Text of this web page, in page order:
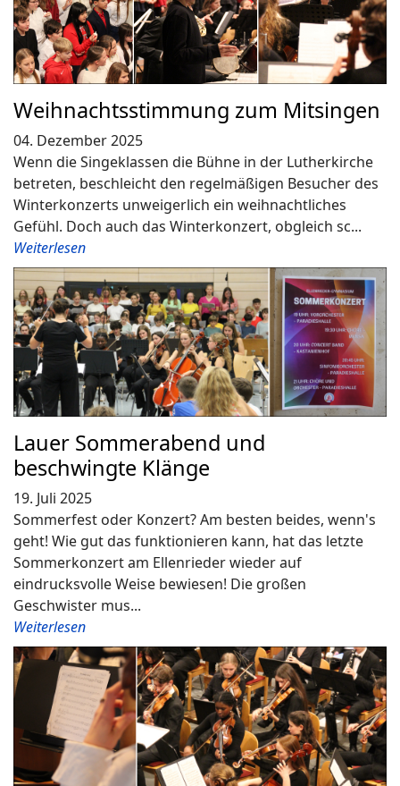
Weihnachtsstimmung zum Mitsingen
04. Dezember 2025
Wenn die Singeklassen die Bühne in der Lutherkirche
betreten, beschleicht den regelmäßigen Besucher des
Winterkonzerts unweigerlich ein weihnachtliches
Gefühl. Doch auch das Winterkonzert, obgleich sc...
Weiterlesen
Lauer Sommerabend und
beschwingte Klänge
19. Juli 2025
Sommerfest oder Konzert? Am besten beides, wenn's
geht! Wie gut das funktionieren kann, hat das letzte
Sommerkonzert am Ellenrieder wieder auf
eindrucksvolle Weise bewiesen! Die großen
Geschwister mus...
Weiterlesen